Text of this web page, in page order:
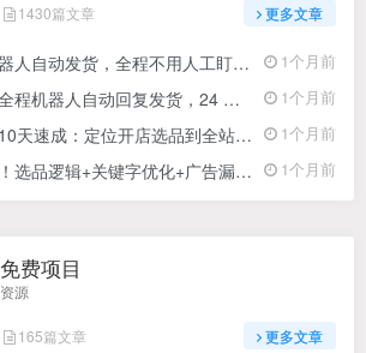
1430篇文章 更多文章
货，全程不用人工盯守，轻松做到月入 1-5 万 1个月前
回复发货，24 小时机器人运营，做好轻松月入 1-5W 1个月前
定位开店选品到全站推广，三种带货模式全拆解 1个月前
键字优化+广告漏斗，一套课打通亚马逊出单全流程 1个月前
免费项目
资源
165篇文章 更多文章